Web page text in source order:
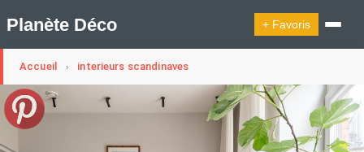
Planète Déco + Favoris
🛍︎ Shop Planète Déco ℹ︎ À propos
Accueil › interieurs scandinaves